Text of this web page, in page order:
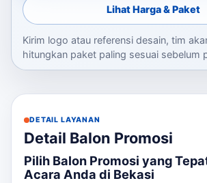
Lihat Harga & Paket
Kirim logo atau referensi desain, tim
hitungkan paket paling sesuai sebelum
DETAIL LAYANAN
Detail Balon Promosi
Pilih Balon Promosi yang
Acara Anda di Bekasi